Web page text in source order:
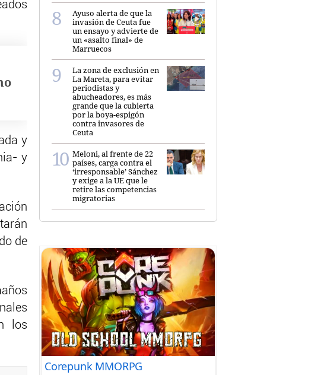
y
y
de
los
Ayuso alerta de que la
invasión de Ceuta fue
un ensayo y advierte de
un «asalto final» de
Marruecos
La zona de exclusión en
La Mareta, para evitar
periodistas y
abucheadores, es más
grande que la cubierta
por la boya-espigón
contra invasores de
Ceuta
Meloni, al frente de 22
países, carga contra el
‘irresponsable’ Sánchez
y exige a la UE que le
retire las competencias
migratorias
Corepunk MMORPG